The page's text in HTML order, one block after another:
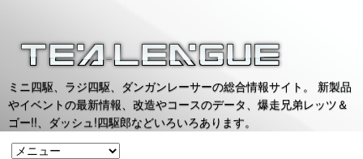
ミニ四駆、ラジ四駆、ダンガンレーサーの総合情報サイト。 新製品
やイベントの最新情報、改造やコースのデータ、爆走兄弟レッツ＆
ゴー!!、ダッシュ!四駆郎などいろいろあります。